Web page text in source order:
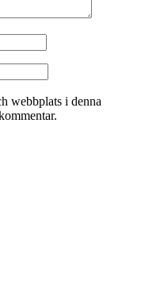
webbplats i denna